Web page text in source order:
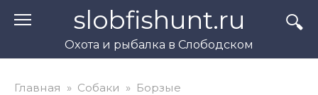
slobfishunt.ru
Охота и рыбалка в Слободском
Главная » Собаки » Борзые